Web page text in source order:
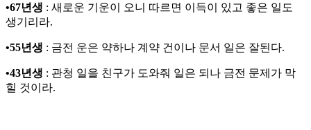
•67년생 : 새로운 기운이 오니 따르면 이득이 있고 좋은 일도
생기리라.
•55년생 : 금전 운은 약하나 계약 건이나 문서 일은 잘된다.
•43년생 : 관청 일을 친구가 도와줘 일은 되나 금전 문제가 막
힐 것이라.